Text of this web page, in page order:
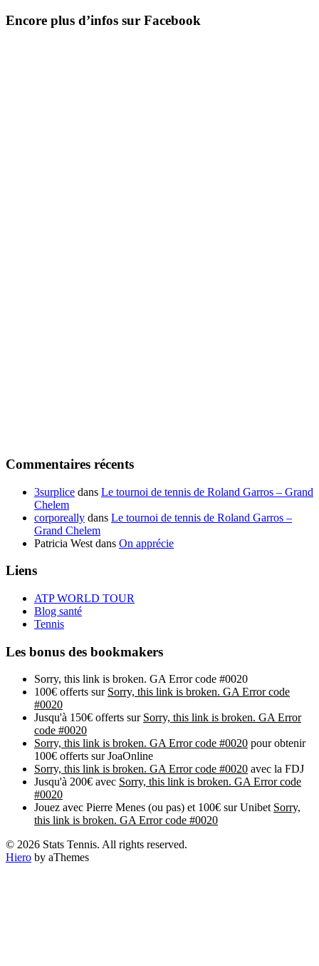
Encore plus d’infos sur Facebook
Commentaires récents
3surplice dans Le tournoi de tennis de Roland Garros – Grand
Chelem
corporeally dans Le tournoi de tennis de Roland Garros –
Grand Chelem
Patricia West dans On apprécie
Liens
ATP WORLD TOUR
Blog santé
Tennis
Les bonus des bookmakers
Sorry, this link is broken. GA Error code #0020
100€ offerts sur Sorry, this link is broken. GA Error code
#0020
Jusqu'à 150€ offerts sur Sorry, this link is broken. GA Error
code #0020
Sorry, this link is broken. GA Error code #0020 pour obtenir
100€ offerts sur JoaOnline
Sorry, this link is broken. GA Error code #0020 avec la FDJ
Jusqu'à 200€ avec Sorry, this link is broken. GA Error code
#0020
Jouez avec Pierre Menes (ou pas) et 100€ sur Unibet Sorry,
this link is broken. GA Error code #0020
© 2026 Stats Tennis. All rights reserved.
Hiero by aThemes